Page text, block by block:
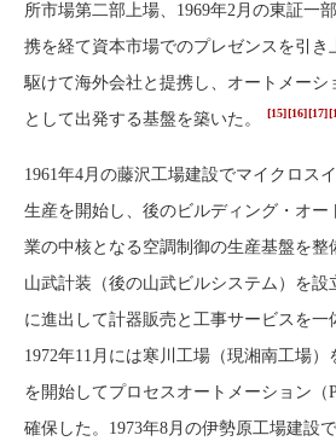
所市場第二部上場、1969年2月の東証一
携を経て資本市場でのプレゼンスを引き
駆けて海外会社と提携し、オートメーシ
として出発する基盤を築いた。
[15] [16] [17]
1961年4月の藤沢工場建設でマイクロス
生産を開始し、後のビルディング・オー
業の中核となる空調制御の生産基盤を整
山武計装（後の山武ビルシステム）を
に進出して計器販売と工事サービスを一
1972年11月には寒川工場（現湘南工場
を開始してプロセスオートメーション（
確保した。1973年8月の伊勢原工場建設